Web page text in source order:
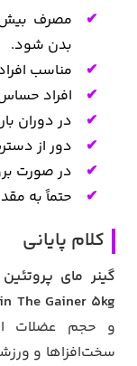
مصرف بیش
بدن شود.
مناسب
افراد حساس
در دوران
دور از
در صورت
حتماً به
کلام پایانی
The Gainer 5kg)
و حجم عضلات
سخت‌افزاها و